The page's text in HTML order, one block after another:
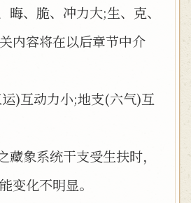
、脆、冲力大;生、克、
内容将在以后章节中介
互动力小;地支(六气)互
象系统干支受生扶时，
变化不明显。